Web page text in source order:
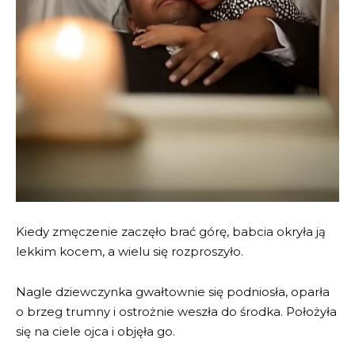
Kiedy zmęczenie zaczęło brać górę, babcia okryła ją
lekkim kocem, a wielu się rozproszyło.
Nagle dziewczynka gwałtownie się podniosła, oparła
o brzeg trumny i ostrożnie weszła do środka. Położyła
się na ciele ojca i objęła go.